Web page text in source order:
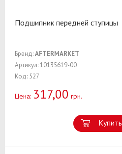
Подшипник передней ступицы
Бренд:AFTERMARKET
Артикул: 10135619-00
Код: 527
Цена: 317,00 грн.
Купить